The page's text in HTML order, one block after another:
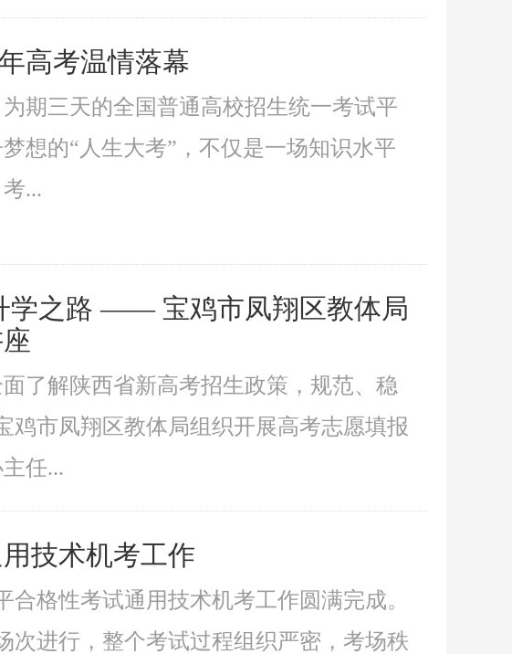
高考温情落幕
期三天的全国普通高校招生统一考试平
想的“人生大考”，不仅是一场知识水平
...
学之路 —— 宝鸡市凤翔区教体局
了解陕西省新高考招生政策，规范、稳
鸡市凤翔区教体局组织开展高考志愿填报
任...
技术机考工作
格性考试通用技术机考工作圆满完成。
次进行，整个考试过程组织严密，考场秩